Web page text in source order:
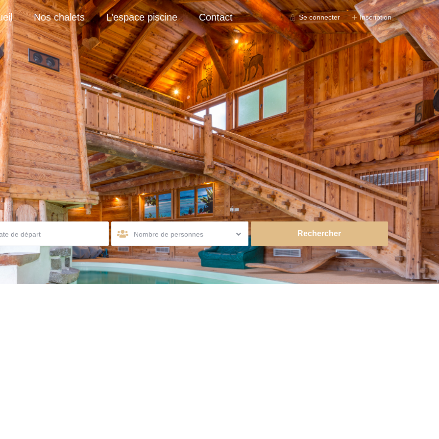
Se connecter Inscription
Nos chalets L’espace piscine Contact
Nombre de personnes